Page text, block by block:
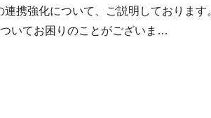
携強化について、ご説明しておりま
いてお困りのことがございま…